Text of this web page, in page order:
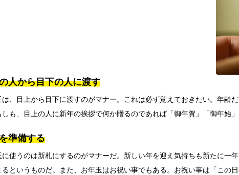
人から目下の人に渡す
は、目上から目下に渡すのがマナー。これは必ず覚えておきたい。年齢
しも、目上の人に新年の挨拶で何か贈るのであれば「御年賀」「御年始
準備する
に使うのは新札にするのがマナーだ。新しい年を迎え気持ちも新たに一
るというものだ。また、お年玉はお祝い事でもある。お祝い事は「この